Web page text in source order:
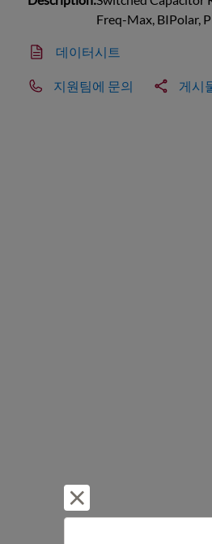
Freq-Max, BIPolar,
데이터시트
지원팀에 문의 게시